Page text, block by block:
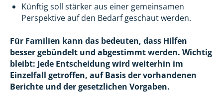
Künftig soll stärker aus einer gemeinsamen
Perspektive auf den Bedarf geschaut werden.
Für Familien kann das bedeuten, dass Hilfen
besser gebündelt und abgestimmt werden. Wichtig
bleibt: Jede Entscheidung wird weiterhin im
Einzelfall getroffen, auf Basis der vorhandenen
Berichte und der gesetzlichen Vorgaben.